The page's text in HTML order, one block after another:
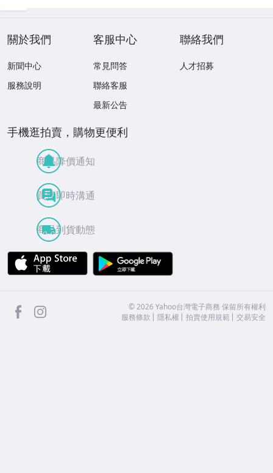
關於我們
新聞中心
服務說明
客服中心
常見問答
聯絡客服
最新公告
聯絡我們
人才招募
手機逛拍賣，購物更便利
商品降價通知
買賣即時溝通
商品到貨動態
APP Store
facebook ©2026 Yahoo台灣電子商務 保留所有權利
服務條款
隱私權 拍賣使用規範 交易安全